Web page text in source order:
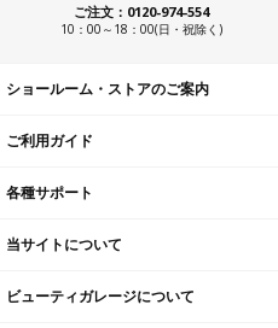
ご注文：0120-974-554
10：00～18：00(日・祝除く)
ショールーム・ストアのご案内
ご利用ガイド
各種サポート
当サイトについて
ビューティガレージについて